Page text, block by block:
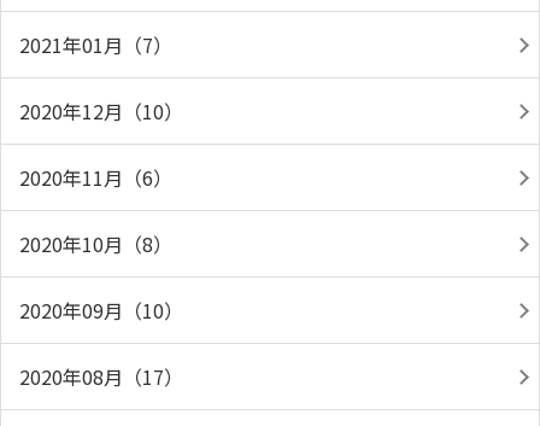
2021年01月（7）
2020年12月（10）
2020年11月（6）
2020年10月（8）
2020年09月（10）
2020年08月（17）